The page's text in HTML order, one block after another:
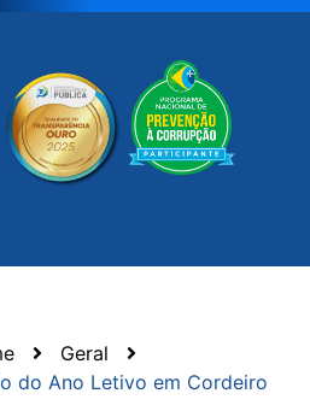
Geral
do Ano Letivo em Cordeiro